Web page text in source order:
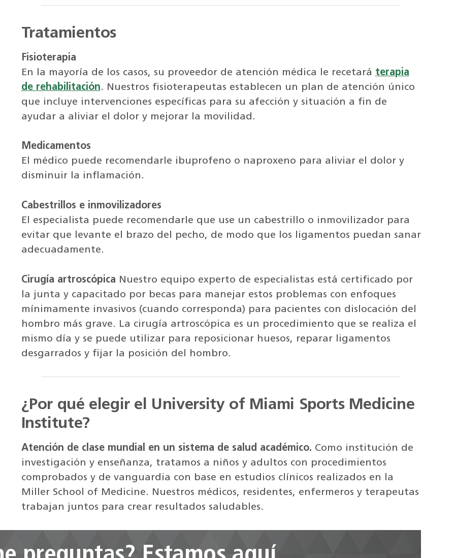
Tratamientos
Fisioterapia
En la mayoría de los casos, su proveedor de atención médica le recetará terapia
de rehabilitación. Nuestros fisioterapeutas establecen un plan de atención único
que incluye intervenciones específicas para su afección y situación a fin de
ayudar a aliviar el dolor y mejorar la movilidad.
Medicamentos
El médico puede recomendarle ibuprofeno o naproxeno para aliviar el dolor y
disminuir la inflamación.
Cabestrillos e inmovilizadores
El especialista puede recomendarle que use un cabestrillo o inmovilizador para
evitar que levante el brazo del pecho, de modo que los ligamentos puedan sanar
adecuadamente.
Cirugía artroscópica Nuestro equipo experto de especialistas está certificado por
la junta y capacitado por becas para manejar estos problemas con enfoques
mínimamente invasivos (cuando corresponda) para pacientes con dislocación del
hombro más grave. La cirugía artroscópica es un procedimiento que se realiza el
mismo día y se puede utilizar para reposicionar huesos, reparar ligamentos
desgarrados y fijar la posición del hombro.
¿Por qué elegir el University of Miami Sports Medicine
Institute?
Atención de clase mundial en un sistema de salud académico. Como institución de
investigación y enseñanza, tratamos a niños y adultos con procedimientos
comprobados y de vanguardia con base en estudios clínicos realizados en la
Miller School of Medicine. Nuestros médicos, residentes, enfermeros y terapeutas
trabajan juntos para crear resultados saludables.